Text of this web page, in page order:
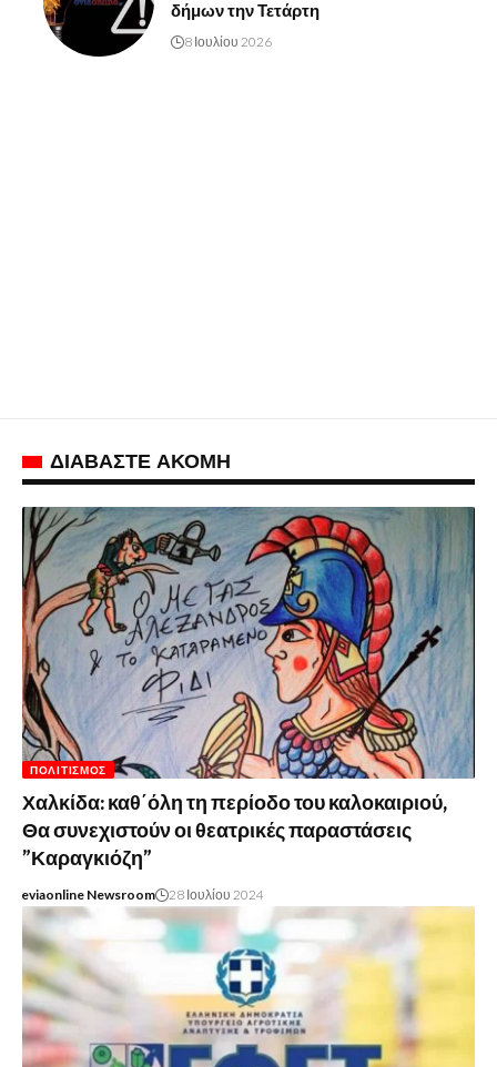
δήμων την Τετάρτη
8 Ιουλίου 2026
ΔΙΑΒΑΣΤΕ ΑΚΟΜΗ
ΠΟΛΙΤΙΣΜΌΣ
Χαλκίδα: καθ΄όλη τη περίοδο του καλοκαιριού,
Θα συνεχιστούν οι θεατρικές παραστάσεις
”Καραγκιόζη”
eviaonline Newsroom 28 Ιουλίου 2024